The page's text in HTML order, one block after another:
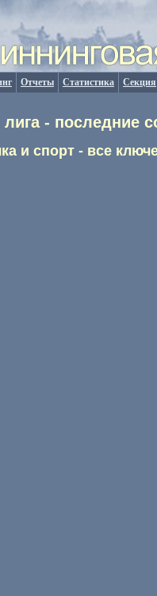
Отчеты Статистика Секция
- последние
и спорт - все